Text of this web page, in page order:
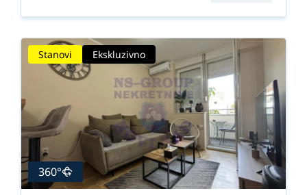
Stanovi Ekskluzivno
360°